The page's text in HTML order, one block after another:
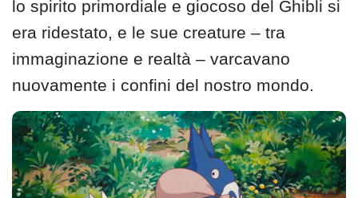
lo spirito primordiale e giocoso del Ghibli si
era ridestato, e le sue creature – tra
immaginazione e realtà – varcavano
nuovamente i confini del nostro mondo.